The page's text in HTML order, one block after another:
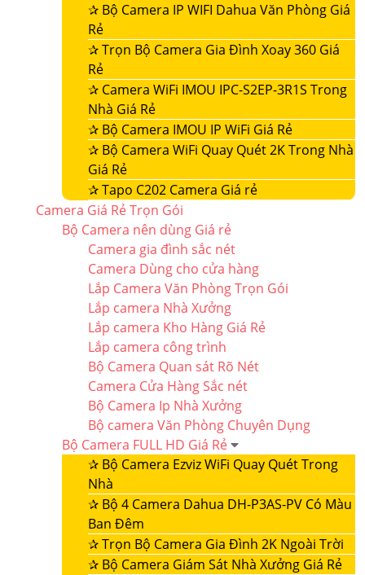
✰ Bộ Camera IP WIFI Dahua Văn Phòng Giá
Rẻ
✰Trọn Bộ Camera Gia Đình Xoay 360 Giá
Rẻ
✰ Camera WiFi IMOU IPC-S2EP-3R1S Trong
Nhà Giá Rẻ
✰ Bộ Camera IMOU IP WiFi Giá Rẻ
✰ Bộ Camera WiFi Quay Quét 2K Trong Nhà
Giá Rẻ
✰Tapo C202 Camera Giá rẻ
Camera Giá Rẻ Trọn Gói
Bộ Camera nên dùng Giá rẻ
Camera gia đình sắc nét
Camera Dùng cho cửa hàng
Lắp Camera Văn Phòng Trọn Gói
Lắp camera Nhà Xưởng
Lắp camera Kho Hàng Giá Rẻ
Lắp camera công trình
Bộ Camera Quan sát Rõ Nét
Camera Cửa Hàng Sắc nét
Bộ Camera Ip Nhà Xưởng
Bộ camera Văn Phòng Chuyên Dụng
Bộ Camera FULL HD Giá Rẻ
✰ Bộ Camera Ezviz WiFi Quay Quét Trong
Nhà
✰ Bộ 4 Camera Dahua DH-P3AS-PV Có Màu
Ban Đêm
✰Trọn Bộ Camera Gia Đình 2K Ngoài Trời
✰ Bộ Camera Giám Sát Nhà Xưởng Giá Rẻ